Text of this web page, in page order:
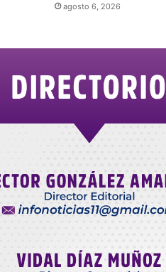
agosto 6, 2026